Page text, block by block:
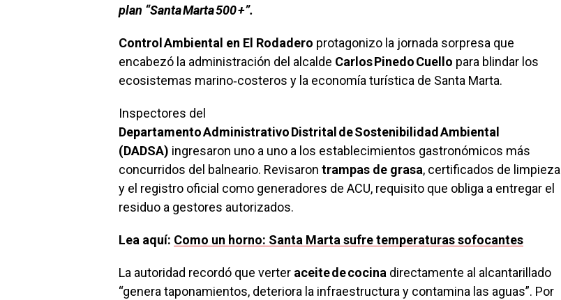
plan “Santa Marta 500 +”.
Control Ambiental en El Rodadero protagonizo la jornada sorpresa que
encabezó la administración del alcalde Carlos Pinedo Cuello para blindar los
ecosistemas marino‑costeros y la economía turística de Santa Marta.
Inspectores del
Departamento Administrativo Distrital de Sostenibilidad Ambiental
(DADSA) ingresaron uno a uno a los establecimientos gastronómicos más
concurridos del balneario. Revisaron trampas de grasa, certificados de limpieza
y el registro oficial como generadores de ACU, requisito que obliga a entregar el
residuo a gestores autorizados.
Lea aquí: Como un horno: Santa Marta sufre temperaturas sofocantes
La autoridad recordó que verter aceite de cocina directamente al alcantarillado
“genera taponamientos, deteriora la infraestructura y contamina las aguas”. Por